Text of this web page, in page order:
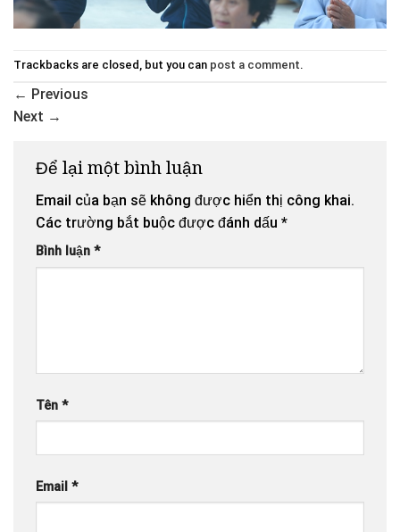
Trackbacks are closed, but you can post a comment.
← Previous
Next →
Để lại một bình luận
Email của bạn sẽ không được hiển thị công khai.
Các trường bắt buộc được đánh dấu *
Bình luận *
Tên *
Email *